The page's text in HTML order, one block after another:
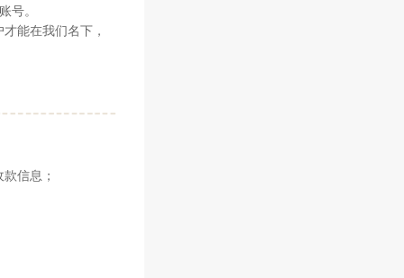
号。
能在我们名下，
信息；